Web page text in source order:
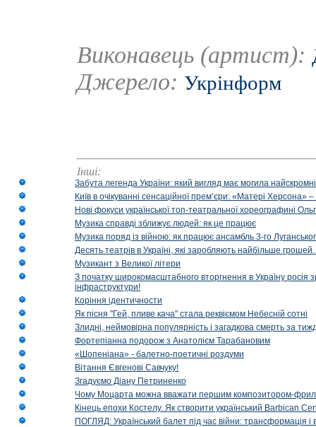
Виконавець (артист):
Джерело: Укрінформ
Інші:
Забута легенда України: який вигляд має могила
Київ в очікуванні сенсаційної прем’єри: «Матері
Нові фокуси української топ-театральної хореографині
Музика справді зближує людей: як це працює
Музика поряд із війною: як працює ансамбль 3-го
Десять театрів в Україні, які заробляють найбільше
Музикант з Великої літери
З початку широкомасштабного вторгнення в Україну росія
інфраструктури!
Коріння ідентичности
Як пісня "Гей, пливе кача" стала реквіємом Небесній сотні
Злидні, неймовірна популярність і загадкова смерть за
Фортепіанна подорож з Анатолієм Тарабановим
«Шопеніана» - балетно-поетичні роздуми
Вітання Євгенові Савчуку!
Згадуємо Діану Петриненко
Чому Моцарта можна вважати першим композитором-
Кінець епохи Костелу. Як створити український Barbican
ПОГЛЯД: Український балет під час війни: трансформація і